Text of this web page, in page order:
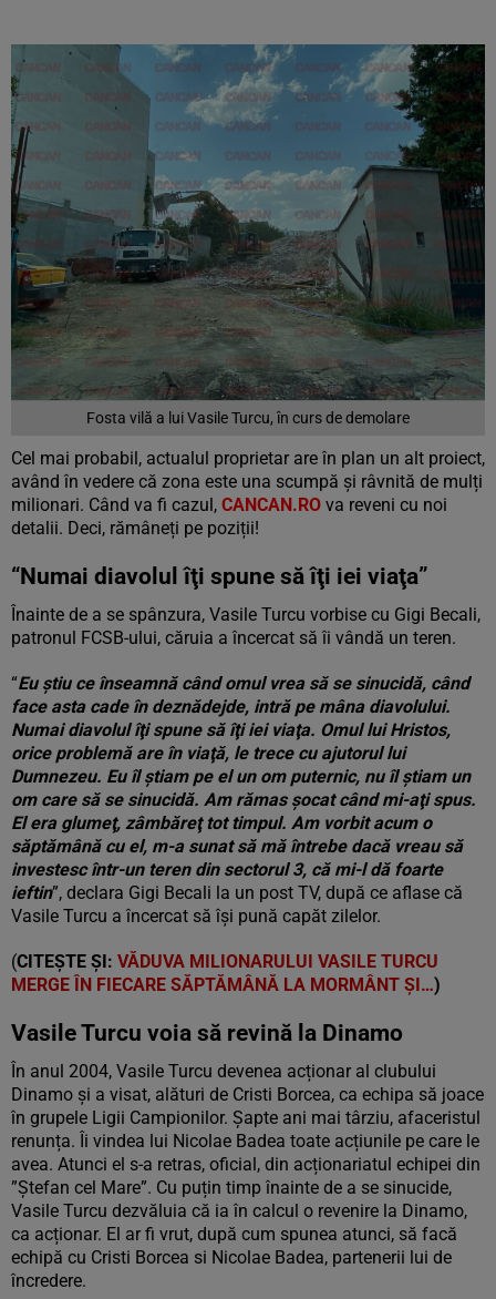
Fosta vilă a lui Vasile Turcu, în curs de demolare
Cel mai probabil, actualul proprietar are în plan un alt proiect,
având în vedere că zona este una scumpă și râvnită de mulți
milionari. Când va fi cazul, CANCAN.RO va reveni cu noi
detalii. Deci, rămâneți pe poziții!
“Numai diavolul îţi spune să îţi iei viaţa”
Înainte de a se spânzura, Vasile Turcu vorbise cu Gigi Becali,
patronul FCSB-ului, căruia a încercat să îi vândă un teren.
“Eu ştiu ce înseamnă când omul vrea să se sinucidă, când
face asta cade în deznădejde, intră pe mâna diavolului.
Numai diavolul îţi spune să îţi iei viaţa. Omul lui Hristos,
orice problemă are în viaţă, le trece cu ajutorul lui
Dumnezeu. Eu îl ştiam pe el un om puternic, nu îl ştiam un
om care să se sinucidă. Am rămas şocat când mi-aţi spus.
El era glumeţ, zâmbăreţ tot timpul. Am vorbit acum o
săptămână cu el, m-a sunat să mă întrebe dacă vreau să
investesc într-un teren din sectorul 3, că mi-l dă foarte
ieftin”, declara Gigi Becali la un post TV, după ce aflase că
Vasile Turcu a încercat să își pună capăt zilelor.
(CITEȘTE ȘI: VĂDUVA MILIONARULUI VASILE TURCU
MERGE ÎN FIECARE SĂPTĂMÂNĂ LA MORMÂNT ȘI…)
Vasile Turcu voia să revină la Dinamo
În anul 2004, Vasile Turcu devenea acționar al clubului
Dinamo și a visat, alături de Cristi Borcea, ca echipa să joace
în grupele Ligii Campionilor. Șapte ani mai târziu, afaceristul
renunța. Îi vindea lui Nicolae Badea toate acțiunile pe care le
avea. Atunci el s-a retras, oficial, din acționariatul echipei din
”Ștefan cel Mare”. Cu puțin timp înainte de a se sinucide,
Vasile Turcu dezvăluia că ia în calcul o revenire la Dinamo,
ca acționar. El ar fi vrut, după cum spunea atunci, să facă
echipă cu Cristi Borcea si Nicolae Badea, partenerii lui de
încredere.